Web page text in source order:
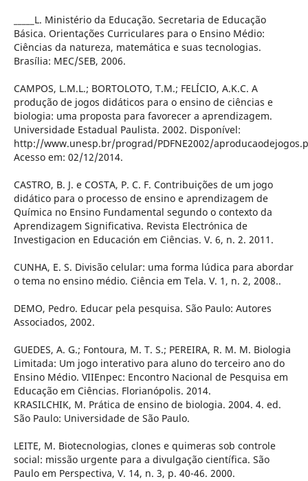
_____L. Ministério da Educação. Secretaria de Educação
Básica. Orientações Curriculares para o Ensino Médio:
Ciências da natureza, matemática e suas tecnologias.
Brasília: MEC/SEB, 2006.
CAMPOS, L.M.L.; BORTOLOTO, T.M.; FELÍCIO, A.K.C. A
produção de jogos didáticos para o ensino de ciências e
biologia: uma proposta para favorecer a aprendizagem.
Universidade Estadual Paulista. 2002. Disponível:
http://www.unesp.br/prograd/PDFNE2002/
Acesso em: 02/12/2014.
CASTRO, B. J. e COSTA, P. C. F. Contribuições de um jogo
didático para o processo de ensino e aprendizagem de
Química no Ensino Fundamental segundo o contexto da
Aprendizagem Significativa. Revista Electrónica de
Investigacion en Educación em Ciências. V. 6, n. 2. 2011.
CUNHA, E. S. Divisão celular: uma forma lúdica para abordar
o tema no ensino médio. Ciência em Tela. V. 1, n. 2, 2008..
DEMO, Pedro. Educar pela pesquisa. São Paulo: Autores
Associados, 2002.
GUEDES, A. G.; Fontoura, M. T. S.; PEREIRA, R. M. M. Biologia
Limitada: Um jogo interativo para aluno do terceiro ano do
Ensino Médio. VIIEnpec: Encontro Nacional de Pesquisa em
Educação em Ciências. Florianópolis. 2014.
KRASILCHIK, M. Prática de ensino de biologia. 2004. 4. ed.
São Paulo: Universidade de São Paulo.
LEITE, M. Biotecnologias, clones e quimeras sob controle
social: missão urgente para a divulgação científica. São
Paulo em Perspectiva, V. 14, n. 3, p. 40-46. 2000.